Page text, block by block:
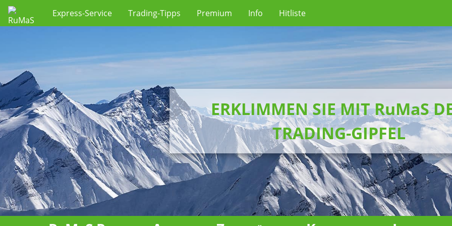
Express-Service Trading-Tipps Premium Info Hitliste
ERKLIMMEN SIE MIT RuMaS
TRADING-GIPFEL